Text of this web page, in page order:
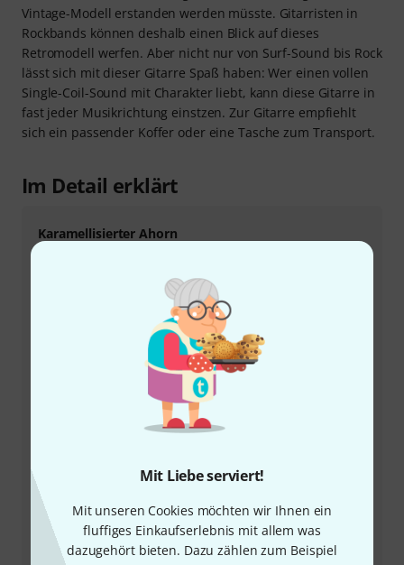
Mit Liebe serviert!
Mit unseren Cookies möchten wir Ihnen ein
fluffiges Einkaufserlebnis mit allem was
dazugehört bieten. Dazu zählen zum Beispiel
Vintage-Modell erstanden werden müsste. Gitarristen in
Rockbands können deshalb einen Blick auf dieses
Retromodell werfen. Aber nicht nur von Surf-Sound bis Rock
lässt sich mit dieser Gitarre Spaß haben: Wer einen vollen
Single-Coil-Sound mit Charakter liebt, kann diese Gitarre in
fast jeder Musikrichtung einstzen. Zur Gitarre empfiehlt
sich ein passender Koffer oder eine Tasche zum Transport.
Im Detail erklärt
Karamellisierter Ahorn
Behandlungsmethoden von Hölzern. Dieses
vergleichsweise neuere Verfahren verfolgt im
Instrumentenbau das Ziel, die Klangeigenschaften
alter abgelagerter und möglicherweise durch den
Artenschutz nicht mehr handelbaren Tonhölzern mit
anderen und/oder jüngeren Holzsorten zu erzielen.
Das Holz wird dabei in einem computergesteuerten
Röstofen auf einen definierten Trockengrad gebracht -
die natürliche Trockenphase wird also künstlich
Verwindungssteifigkeit und eine Veränderung der
äußeren Erscheinung, die die Maserung stärker
hervortreten lässt und die für eine kräftigere Farbe
sorgt.